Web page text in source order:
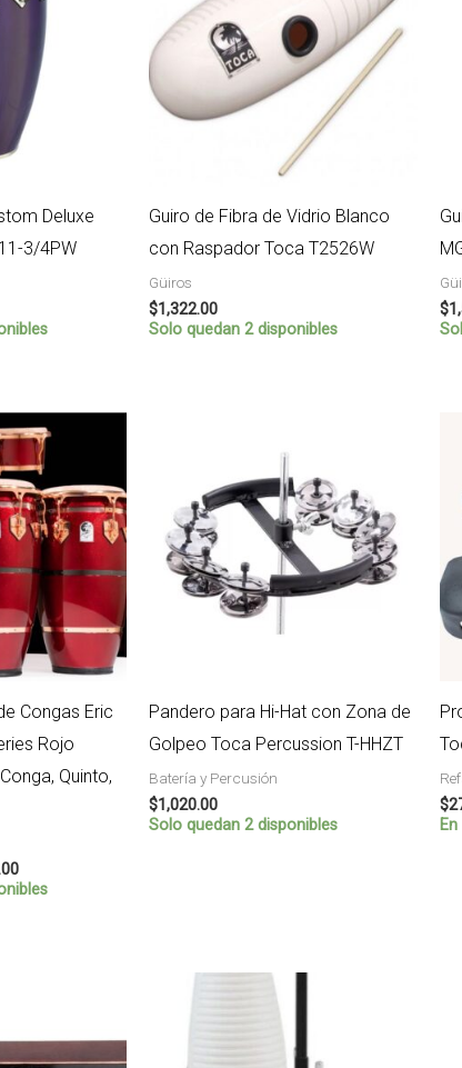
Deluxe
3/4PW
Guiro de Fibra de Vidrio Blanco
con Raspador Toca T2526W
Güiros
$1,322.00
Solo quedan 2 disponibles
$
Congas Eric
Rojo
Quinto,
price
is:
$58,290.00.
Pandero para Hi-Hat con Zona de
Golpeo Toca Percussion T-HHZT
Batería y Percusión
$1,020.00
Solo quedan 2 disponibles
$